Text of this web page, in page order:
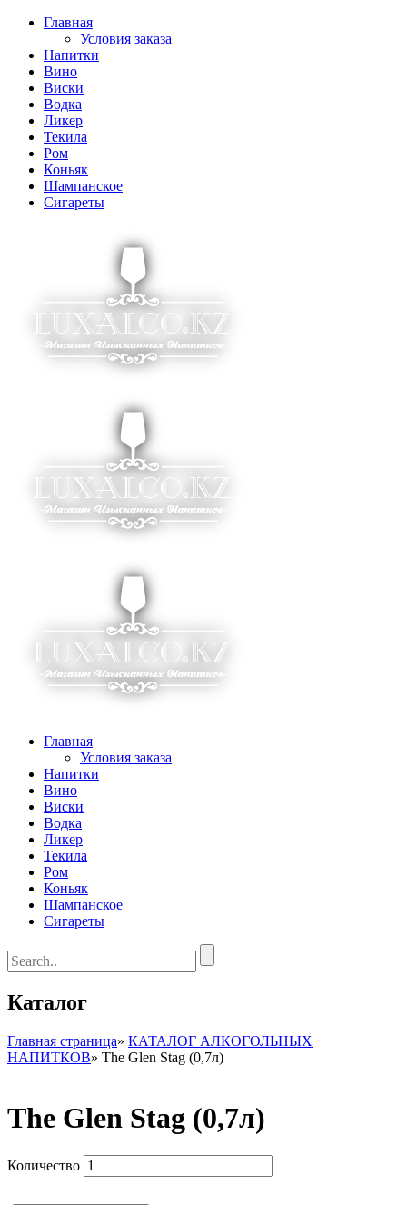
Главная
Условия заказа
Напитки
Вино
Виски
Водка
Ликер
Текила
Ром
Коньяк
Шампанское
Сигареты
Главная
Условия заказа
Напитки
Вино
Виски
Водка
Ликер
Текила
Ром
Коньяк
Шампанское
Сигареты
Каталог
Главная страница» КАТАЛОГ АЛКОГОЛЬНЫХ
НАПИТКОВ» The Glen Stag (0,7л)
The Glen Stag (0,7л)
Количество